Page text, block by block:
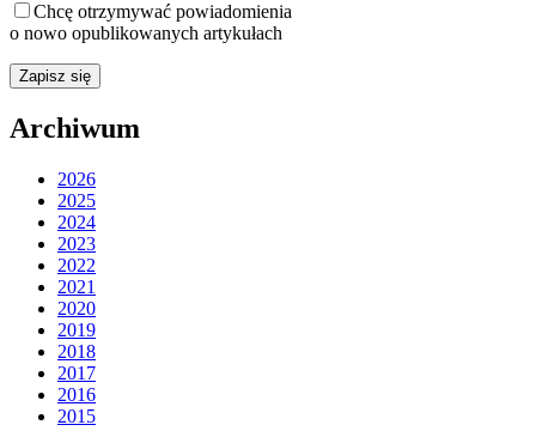
Chcę otrzymywać powiadomienia
o nowo opublikowanych artykułach
Archiwum
2026
2025
2024
2023
2022
2021
2020
2019
2018
2017
2016
2015